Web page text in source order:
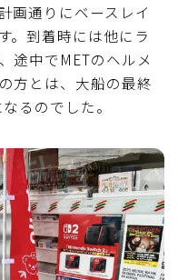
画通りにベースレイ
。到着時には他にラ
途中でMETのヘルメ
方とは、大船の最終
るのでした。